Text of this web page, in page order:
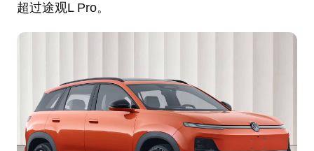
超过途观L Pro。